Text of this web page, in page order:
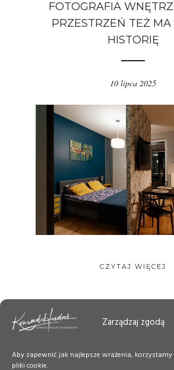
Zarządzaj zgodą
Aby zapewnić jak najlepsze wrażenia,
pliki cookie.
FOTOGRAFIA
PRZESTRZEŃ TEŻ
HISTORIĘ
10 lipca 2025
CZYTAJ WIĘCEJ